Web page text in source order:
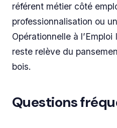
référent métier côté
professionnalisation ou
Opérationnelle à
reste relève du
bois.
Questions